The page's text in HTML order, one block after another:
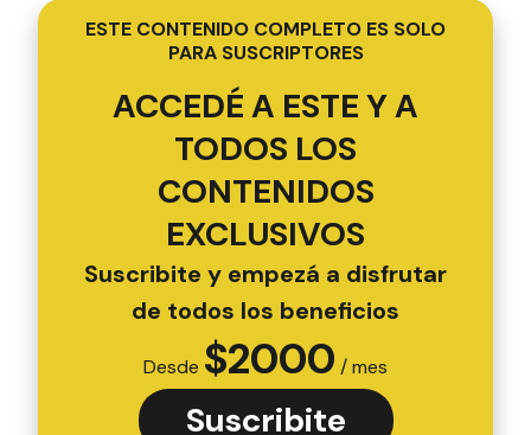
ESTE CONTENIDO COMPLETO ES SOLO
PARA SUSCRIPTORES
ACCEDÉ A ESTE Y A
TODOS LOS
CONTENIDOS
EXCLUSIVOS
Suscribite y empezá a disfrutar
de todos los beneficios
Desde $2000 / mes
Suscribite